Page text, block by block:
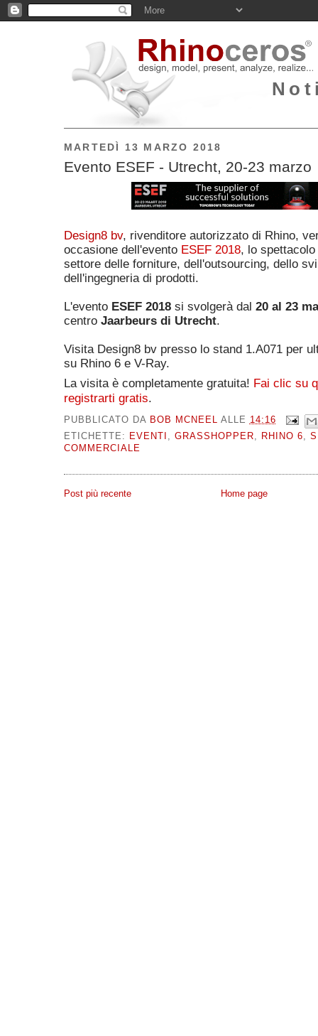
MARTEDÌ 13 MARZO 2018
Evento ESEF - Utrecht, 20-23 marzo
Design8 bv, rivenditore autorizzato di Rhino,
occasione dell'evento ESEF 2018, lo
settore delle forniture, dell'outsourcing, dello
dell'ingegneria di prodotti.
L'evento ESEF 2018 si svolgerà dal 20 al 23
centro Jaarbeurs di Utrecht.
Visita Design8 bv presso lo stand 1.A071 per
su Rhino 6 e V-Ray.
La visita è completamente gratuita! Fai clic su
registrarti gratis.
PUBBLICATO DA BOB MCNEEL ALLE 14:16
ETICHETTE:
EVENTI , GRASSHOPPER, RHINO 6,
COMMERCIALE
Post più recente Home page